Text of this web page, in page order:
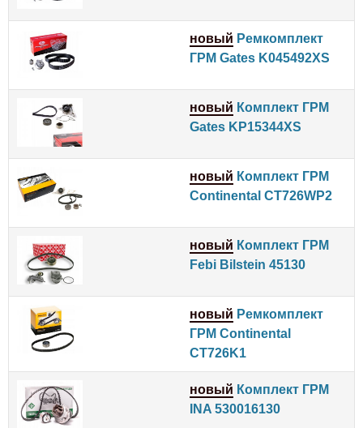
новый Ремкомплект
ГРМ Gates K045492XS
новый Комплект ГРМ
Gates KP15344XS
новый Комплект ГРМ
Continental CT726WP2
новый Комплект ГРМ
Febi Bilstein 45130
новый Ремкомплект
ГРМ Continental
CT726K1
новый Комплект ГРМ
INA 530016130